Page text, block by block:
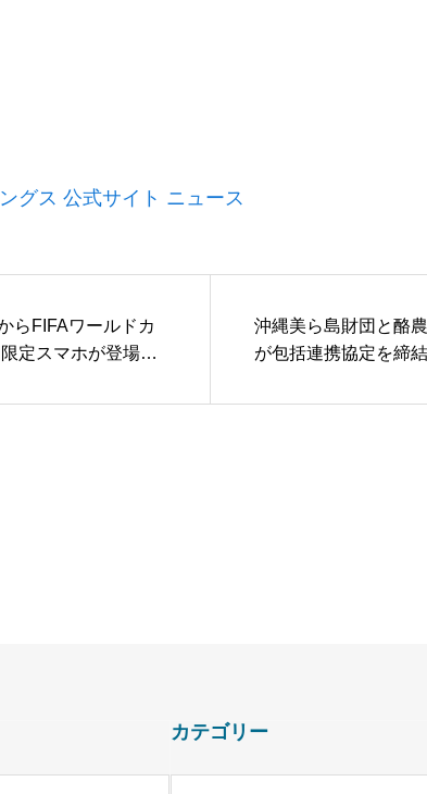
グス 公式サイト ニュース
らFIFAワールドカ
定スマホが登場！
沖縄美ら島財団と酪
が包括連携協定を締
を構築へ
カテゴリー